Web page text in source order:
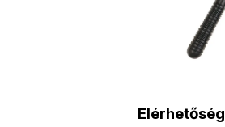
Elérhetőség